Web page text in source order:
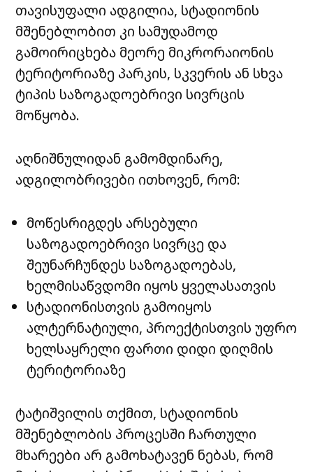
თავისუფალი ადგილია, სტადიონის
მშენებლობით კი სამუდამოდ
გამოირიცხება მეორე მიკრორაიონის
ტერიტორიაზე პარკის, სკვერის ან სხვა
ტიპის საზოგადოებრივი სივრცის
მოწყობა.
აღნიშნულიდან გამომდინარე,
ადგილობრივები ითხოვენ, რომ:
მოწესრიგდეს არსებული
საზოგადოებრივი სივრცე და
შეუნარჩუნდეს საზოგადოებას,
ხელმისაწვდომი იყოს ყველასათვის
სტადიონისთვის გამოიყოს
ალტერნატიული, პროექტისთვის უფრო
ხელსაყრელი ფართი დიდი დიღმის
ტერიტორიაზე
ტატიშვილის თქმით, სტადიონის
მშენებლობის პროცესში ჩართული
მხარეები არ გამოხატავენ ნებას, რომ